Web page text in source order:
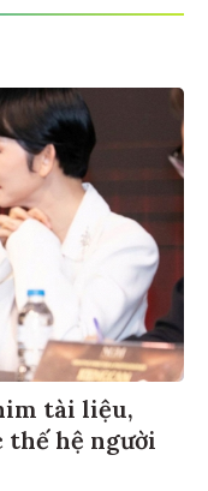
tài liệu,
thế hệ người